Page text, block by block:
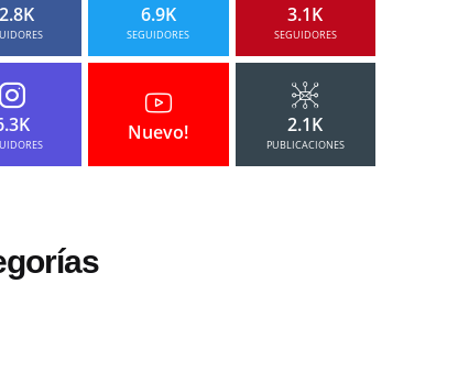
6.9K
SEGUIDORES
3.1K
SEGUIDORES
Nuevo! 2.1K
PUBLICACIONES